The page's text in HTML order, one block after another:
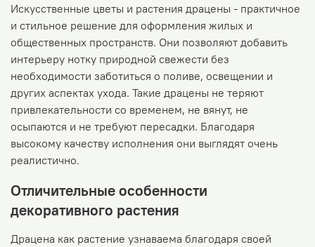
Искусственные цветы и растения драцены - практичное
и стильное решение для оформления жилых и
общественных пространств. Они позволяют добавить
интерьеру нотку природной свежести без
необходимости заботиться о поливе, освещении и
других аспектах ухода. Такие драцены не теряют
привлекательности со временем, не вянут, не
осыпаются и не требуют пересадки. Благодаря
высокому качеству исполнения они выглядят очень
реалистично.
Отличительные особенности
декоративного растения
Драцена как растение узнаваема благодаря своей